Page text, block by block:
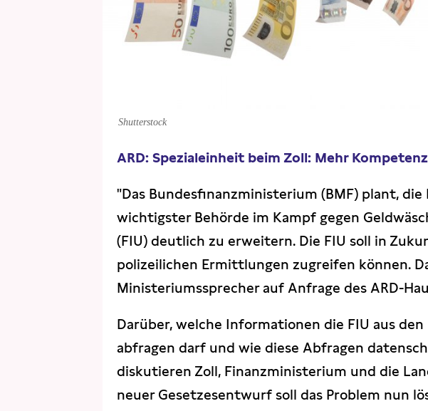
Shutterstock
ARD: Spezialeinheit beim Zoll: Mehr
"Das Bundesfinanzministerium (BMF) plant,
wichtigster Behörde im Kampf gegen
(FIU) deutlich zu erweitern. Die FIU soll in
polizeilichen Ermittlungen zugreifen können.
Ministeriumssprecher auf Anfrage des ARD-
Darüber, welche Informationen die FIU aus
abfragen darf und wie diese Abfragen
diskutieren Zoll, Finanzministerium und die
neuer Gesetzesentwurf soll das Problem nun